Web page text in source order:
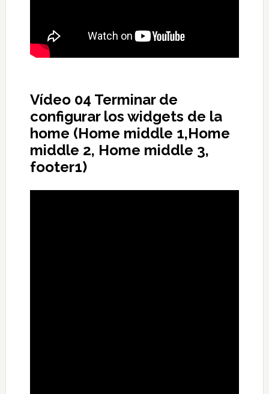
Vídeo 04 Terminar de
configurar los widgets de la
home (Home middle 1,Home
middle 2, Home middle 3,
footer1)